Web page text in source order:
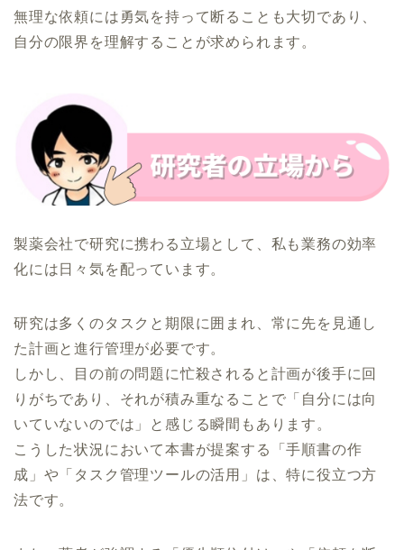
無理な依頼には勇気を持って断ることも大切であり、
自分の限界を理解することが求められます。
製薬会社で研究に携わる立場として、私も業務の効率
化には日々気を配っています。
研究は多くのタスクと期限に囲まれ、常に先を見通し
た計画と進行管理が必要です。
しかし、目の前の問題に忙殺されると計画が後手に回
りがちであり、それが積み重なることで「自分には向
いていないのでは」と感じる瞬間もあります。
こうした状況において本書が提案する「手順書の作
成」や「タスク管理ツールの活用」は、特に役立つ方
法です。